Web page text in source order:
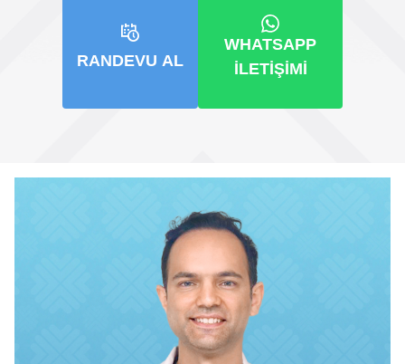
RANDEVU AL
WHATSAPP
İLETIŞIMI